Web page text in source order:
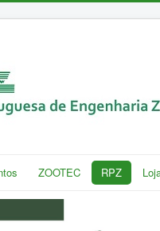
ZOOTEC RPZ